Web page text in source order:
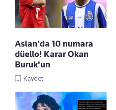
Aslan'da 10 numara
düello! Karar Okan
Buruk'un
Kaydet